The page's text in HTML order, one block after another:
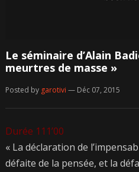
Le séminaire d’Alain
meurtres de masse »
Posted by garotivi — Déc 07, 2015
Durée 111’00
« La déclaration de
défaite de la pensée, et la